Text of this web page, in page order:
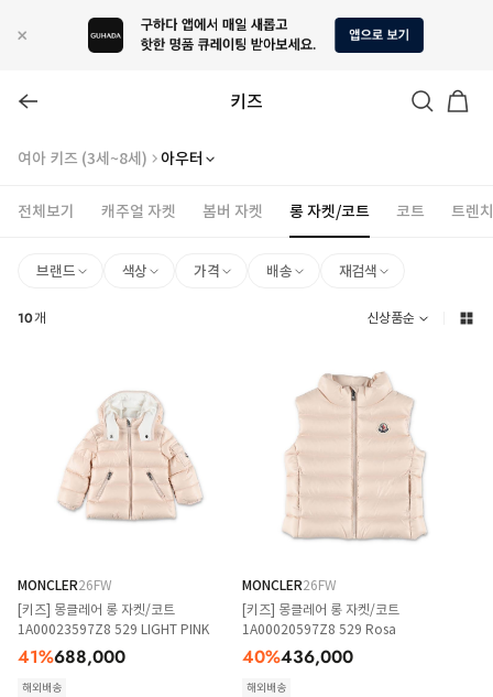
키즈
여아 키즈 (3세~8세) 아우터
전체보기 캐주얼 자켓 봄버 자켓 롱 자켓/코트 코트 트렌
브랜드 색상 가격 배송 재검색
10개 신상품순
MONCLER26FW
[키즈] 몽클레어 롱 자켓/코트
1A00023597Z8 529 LIGHT PINK
41%688,000
해외배송
MONCLER26FW
[키즈] 몽클레어 롱 자켓/코트
1A00020597Z8 529 Rosa
40%436,000
해외배송